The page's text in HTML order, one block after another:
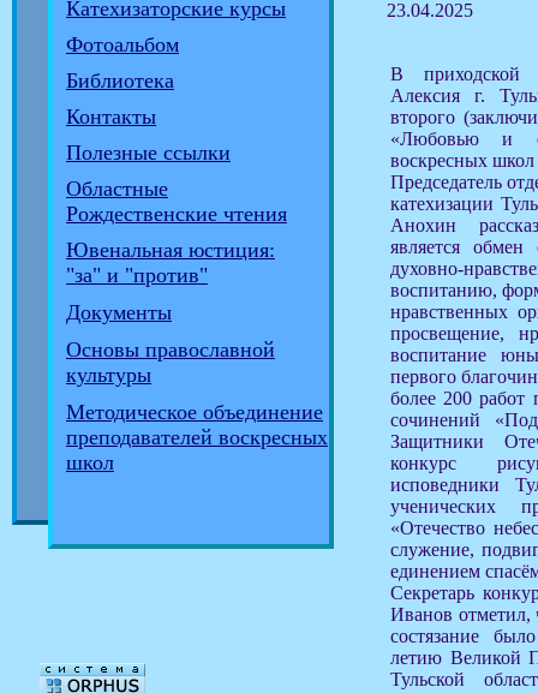
Катехизаторские курсы
Фотоальбом
Библиотека
Контакты
Полезные ссылки
Областные
Рождественские чтения
Ювенальная юстиция:
"за" и "против"
Документы
Основы православной
культуры
Методическое объединение
преподавателей воскресных
школ
23.04.2025
В приходской
Алексия г.
второго
«Любовью и
воскресных
Председатель
катехизации
Анохин
является
духовно-
воспитанию,
нравственных
просвещение,
воспитание
первого
более 200 работ
сочинений
Защитники
конкурс
исповедники
ученических
«Отечество
служение,
единением
Секретарь
Иванов отметил,
состязание
летию Великой
Тульской